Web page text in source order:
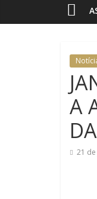
dos
A
21